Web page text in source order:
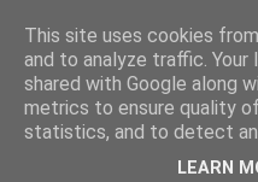
SERIATIM
This site uses cookies
and to analyze traffic. Your
shared with Google along
metrics to ensure quality
statistics, and to detect
LEARN